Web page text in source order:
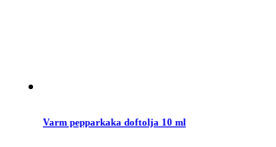
Varm pepparkaka doftolja 10 ml